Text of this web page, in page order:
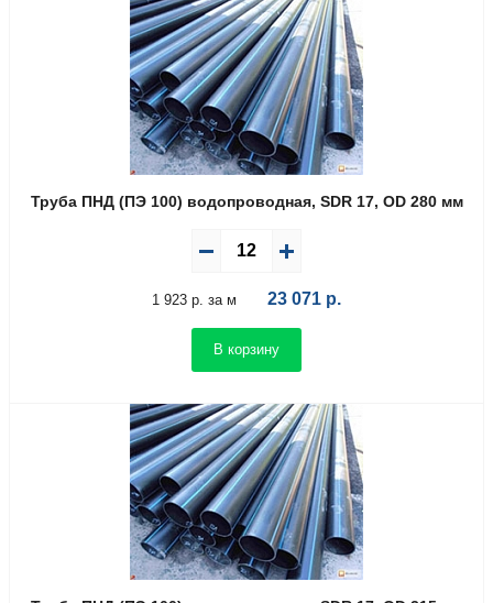
Труба ПНД (ПЭ 100) водопроводная, SDR 17, OD 280 мм
1 923 р. за м 23 071 р.
В корзину